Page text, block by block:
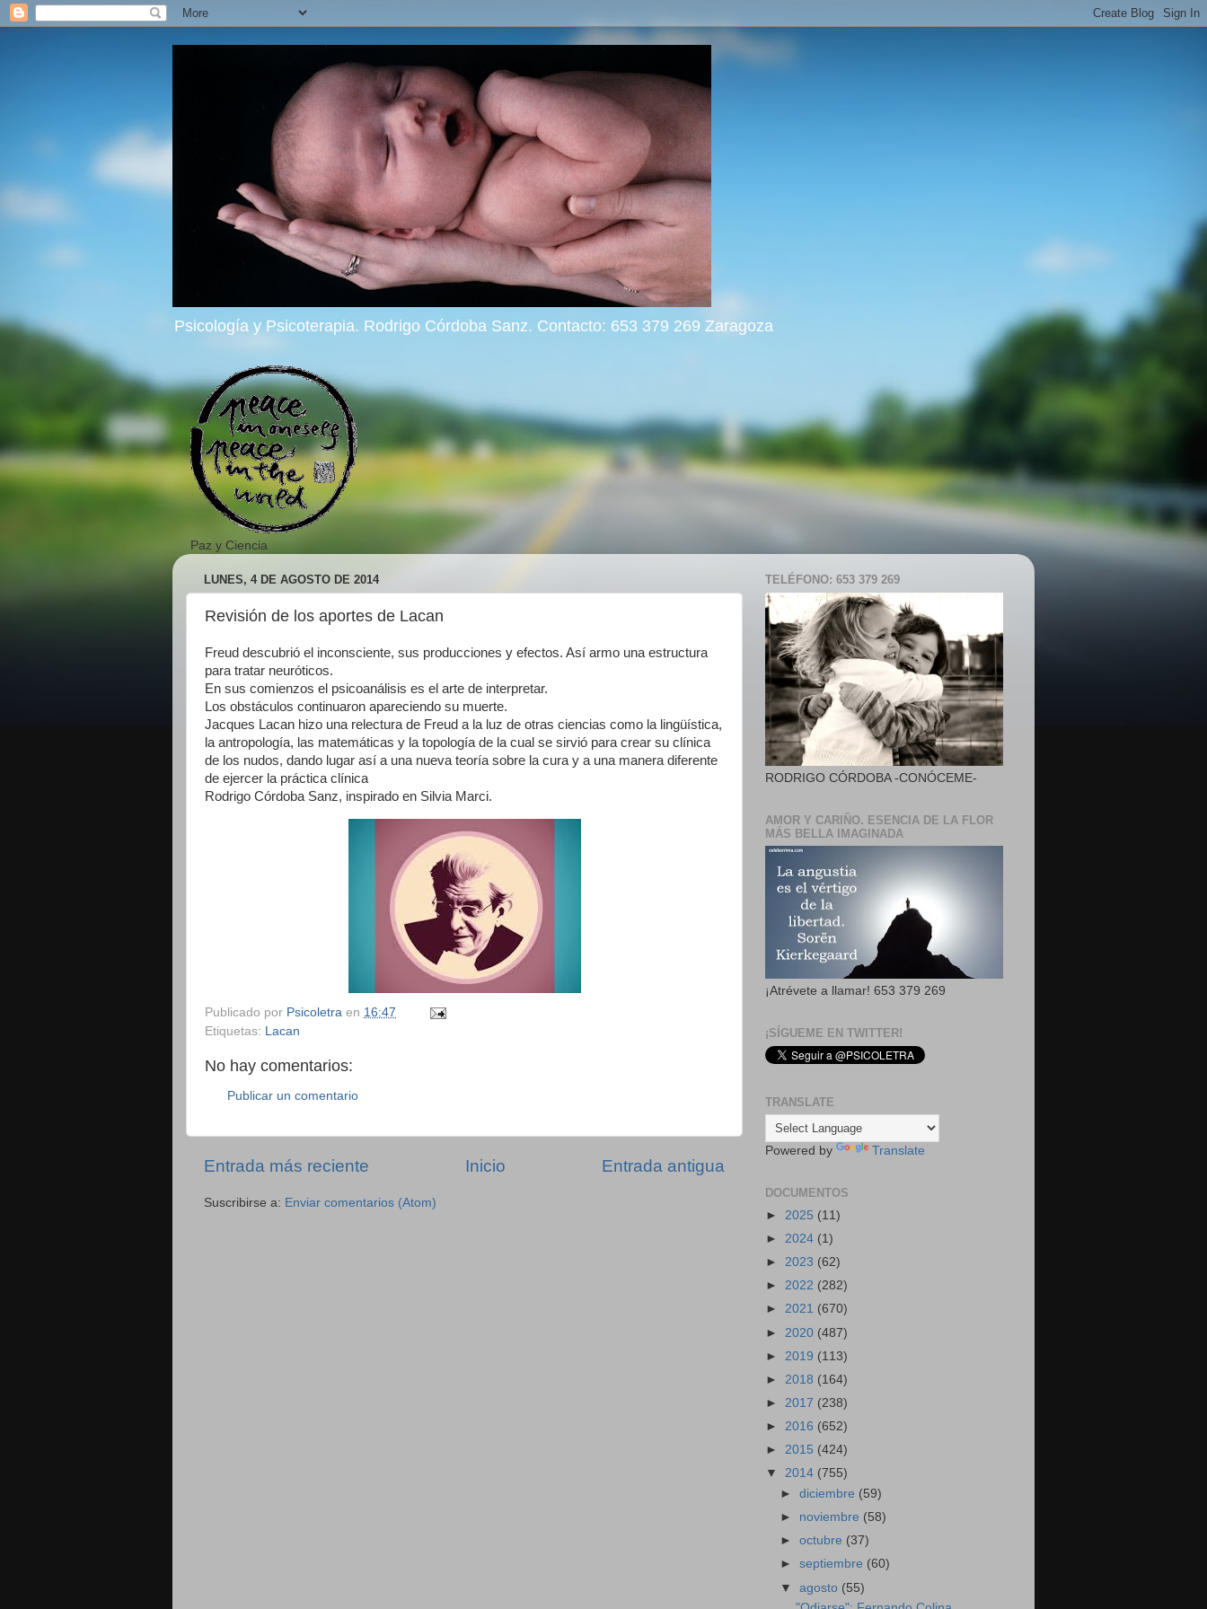
Psicología y Psicoterapia. Rodrigo Córdoba Sanz. Contacto: 653 379 269 Zaragoza
Paz y Ciencia
LUNES, 4 DE AGOSTO DE 2014
Revisión de los aportes de Lacan
Freud descubrió el inconsciente, sus producciones y efectos. Así armo una estructura
para tratar neuróticos.
En sus comienzos el psicoanálisis es el arte de interpretar.
Los obstáculos continuaron apareciendo su muerte.
Jacques Lacan hizo una relectura de Freud a la luz de otras ciencias como la lingüística,
la antropología, las matemáticas y la topología de la cual se sirvió para crear su clínica
de los nudos, dando lugar así a una nueva teoría sobre la cura y a una manera diferente
de ejercer la práctica clínica
Rodrigo Córdoba Sanz, inspirado en Silvia Marci.
Publicado por Psicoletra en 16:47
Etiquetas: Lacan
No hay comentarios:
Publicar un comentario
Entrada más reciente Entrada antigua
Inicio
Suscribirse a: Enviar comentarios (Atom)
TELÉFONO: 653 379 269
RODRIGO CÓRDOBA -CONÓCEME-
AMOR Y CARIÑO. ESENCIA DE LA FLOR
MÁS BELLA IMAGINADA
¡Atrévete a llamar! 653 379 269
¡SÍGUEME EN TWITTER!
TRANSLATE
Powered by Translate
DOCUMENTOS
► 2025 (11)
► 2024 (1)
► 2023 (62)
► 2022 (282)
► 2021 (670)
► 2020 (487)
► 2019 (113)
► 2018 (164)
► 2017 (238)
► 2016 (652)
► 2015 (424)
▼ 2014 (755)
►diciembre (59)
► noviembre (58)
►octubre (37)
►septiembre (60)
▼agosto (55)